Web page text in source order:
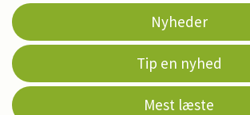
Nyheder
Tip en nyhed
Mest læste